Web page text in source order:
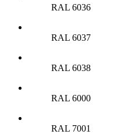
RAL 6036
RAL 6037
RAL 6038
RAL 6000
RAL 7001